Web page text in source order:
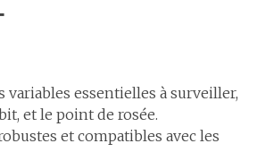
variables essentielles à surveiller,
et le point de rosée.
et compatibles avec les